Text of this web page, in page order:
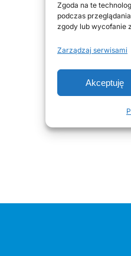
Zgoda na te
podczas
zgody lub wycofanie
Zarządzaj serwisami
Akceptuję